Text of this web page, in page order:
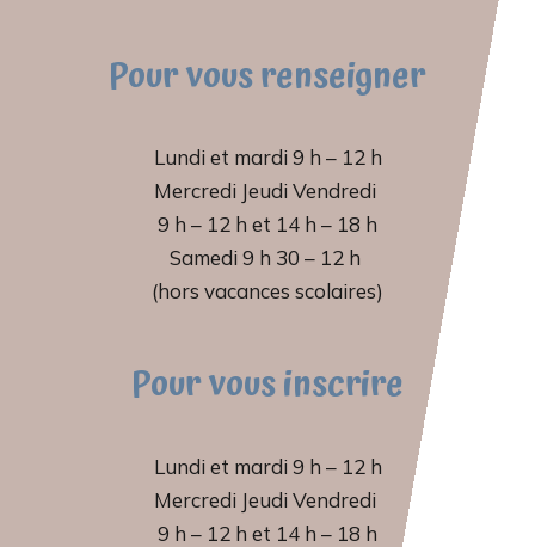
Pour vous renseigner
Lundi et mardi 9 h – 12 h
Mercredi Jeudi Vendredi
9 h – 12 h et 14 h – 18 h
Samedi 9 h 30 – 12 h
(hors vacances scolaires)
Pour vous inscrire
Lundi et mardi 9 h – 12 h
Mercredi Jeudi Vendredi
9 h – 12 h et 14 h – 18 h